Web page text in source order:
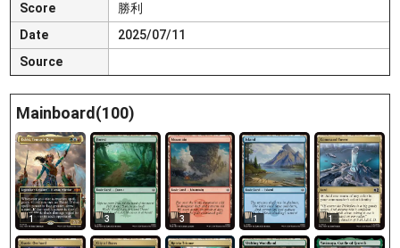
Score
勝利
Date
2025/07/11
Source
Mainboard(100)
1 3 3 1 1